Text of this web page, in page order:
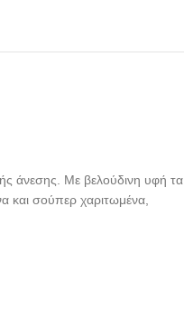
άνεσης. Με βελούδινη υφή τα
και σούπερ χαριτωμένα,